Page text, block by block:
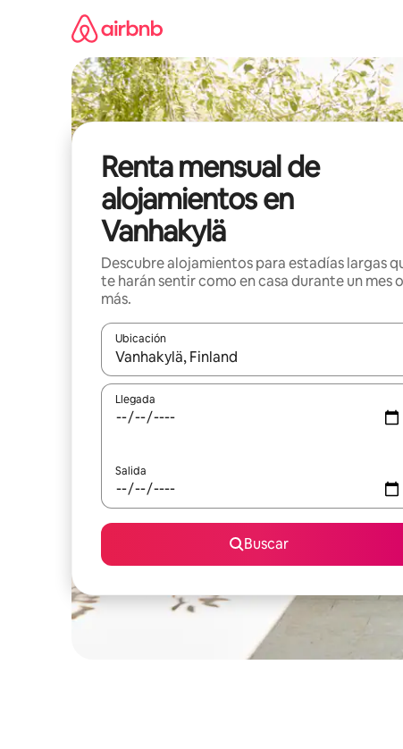
Renta mensual de
alojamientos en
Vanhakylä
Descubre alojamientos para estadías largas
te harán sentir como en casa durante un mes o
más.
Ubicación
Cuando los resultados estén disponibles, navega
Llegada
Salida
Buscar